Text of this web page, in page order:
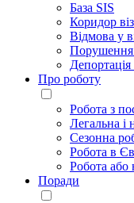
База SIS
Коридор
Відмова у
Порушення
Про роботу
Робота з
Легальна і
Сезонна
Робота в
Робота або
Поради